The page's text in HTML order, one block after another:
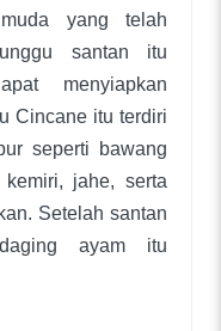
yang telah
santan itu
menyiapkan
Cincane itu terdiri
seperti bawang
jahe, serta
Setelah santan
ayam itu